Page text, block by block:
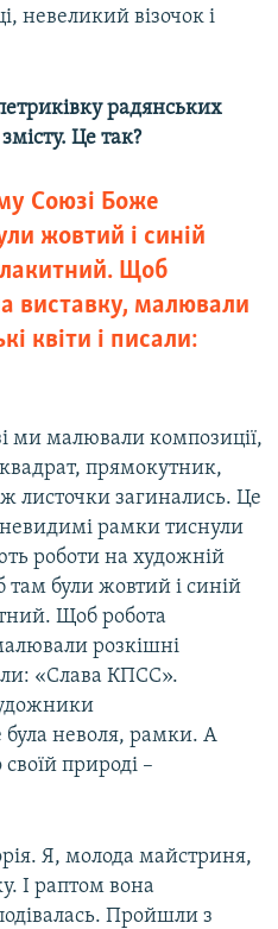
невеликий візочок і
радянських
Це так?
Союзі Боже
жовтий і синій
Щоб
виставку, малювали
квіти і писали:
ми малювали композиції,
прямокутник,
листочки загинались. Це
рамки тиснули
роботи на художній
були жовтий і синій
Щоб робота
розкішні
«Слава КПСС».
була неволя, рамки. А
природі –
Я, молода майстриня,
І раптом вона
Пройшли з